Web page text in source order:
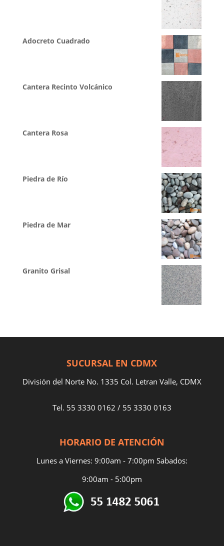
Adocreto Cuadrado
Cantera Recinto Volcánico
Cantera Rosa
Piedra de Río
Piedra de Mar
Granito Grisal
SUCURSAL EN CDMX
División del Norte No. 1335 Col. Letran Valle, CDMX
Tel. 55 3330 0162 / 55 3330 0163
HORARIO DE ATENCIÓN
Lunes a Viernes: 9:00am - 7:00pm Sabados:
9:00am - 5:00pm